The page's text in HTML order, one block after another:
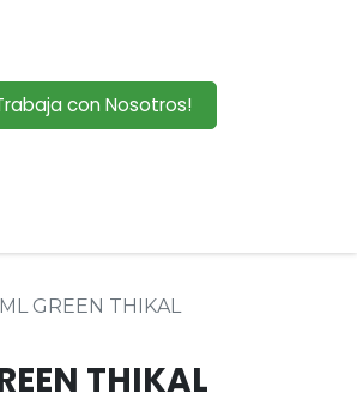
con Nosotros!
GREEN THIKAL
THIKAL